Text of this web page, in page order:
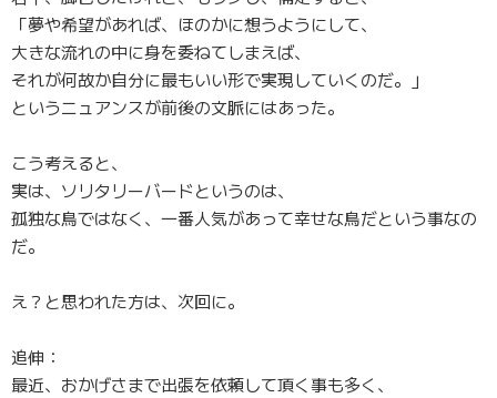
「夢や希望があれば、ほのかに想うようにして、
大きな流れの中に身を委ねてしまえば、
それが何故か自分に最もいい形で実現していくのだ。」
というニュアンスが前後の文脈にはあった。
こう考えると、
実は、ソリタリーバードというのは、
孤独な鳥ではなく、一番人気があって幸せな鳥だという事なの
だ。
え？と思われた方は、次回に。
追伸：
最近、おかげさまで出張を依頼して頂く事も多く、